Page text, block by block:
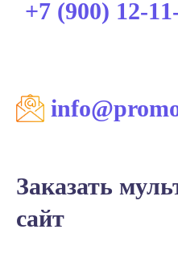
+7 (900) 12-
Заказать
сайт